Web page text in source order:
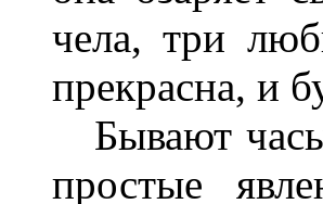
чела, три
прекрасна, и
Бывают
простые